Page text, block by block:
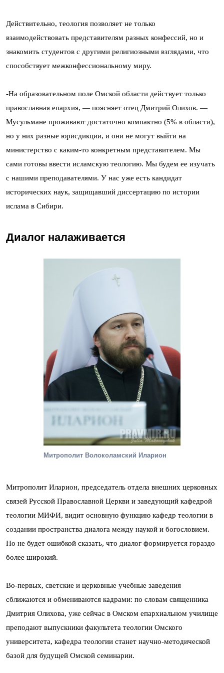
Действительно, теология позволяет не только
взаимодействовать представителям разных конфессий, но и
знакомить студентов с другими религиозными взглядами, что
способствует межконфессиональному миру.
-На образовательном поле Омской области действует только
православная епархия, — поясняет отец Дмитрий Олихов. —
Мусульмане проживают достаточно компактно (5% в области),
но у них разные юрисдикции, и они не могут выйти на
министерство с каким-то конкретным представителем. Мы
сами готовы ввести исламскую теологию. Мы будем ее изучать
с нашими преподавателями. У нас уже есть кандидат
исторических наук, защищавший диссертацию по истории
ислама в Сибири.
Диалог налаживается
Митрополит Волоколамский Иларион
Митрополит Иларион, председатель отдела внешних церковных
связей Русской Православной Церкви и заведующий кафедрой
теологии МИФИ, видит основную функцию кафедр теологии в
создании пространства диалога между наукой и богословием.
Но не будет ошибкой сказать, что диалог формируется гораздо
более широкий.
Во-первых, светские и церковные учебные заведения
сближаются и обмениваются кадрами: по словам священника
Дмитрия Олихова, уже сейчас в Омском епархиальном училище
преподают выпускники факультета теологии Омского
университета, кафедра теологии станет научно-методической
базой для будущей Омской семинарии.